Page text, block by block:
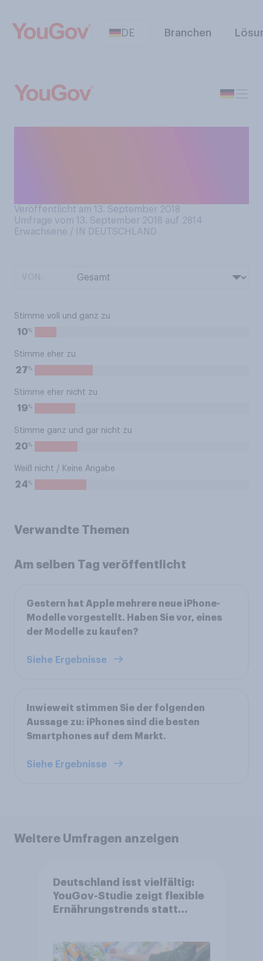
DE Branchen
Veröffentlicht am 13. September 2018
Umfrage vom 13. September 2018 auf 2814
Erwachsene / IN DEUTSCHLAND
Stimme voll und ganz zu
10%
Stimme eher zu
27%
Stimme eher nicht zu
19%
Stimme ganz und gar nicht zu
20%
Weiß nicht / Keine Angabe
24%
Verwandte Themen
Am selben Tag veröffentlicht
Gestern hat Apple mehrere neue iPhone-
Modelle vorgestellt. Haben Sie vor, eines
der Modelle zu kaufen?
Siehe Ergebnisse
Inwieweit stimmen Sie der folgenden
Aussage zu: iPhones sind die besten
Smartphones auf dem Markt.
Siehe Ergebnisse
Weitere Umfragen anzeigen
Deutschland isst vielfältig:
YouGov-Studie zeigt flexible
Ernährungstrends statt